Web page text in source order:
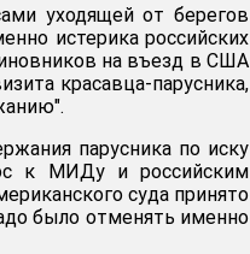
уходящей от берегов
истерика российских
на въезд в США
красавца-парусника,
парусника по иску
к МИДу и российским
суда принято
было отменять именно